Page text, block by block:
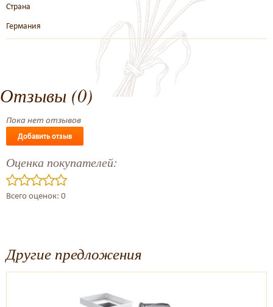
Страна
Германия
Отзывы (0)
Пока нет отзывов
Добавить отзыв
Оценка покупателей:
Всего оценок: 0
Другие предложения